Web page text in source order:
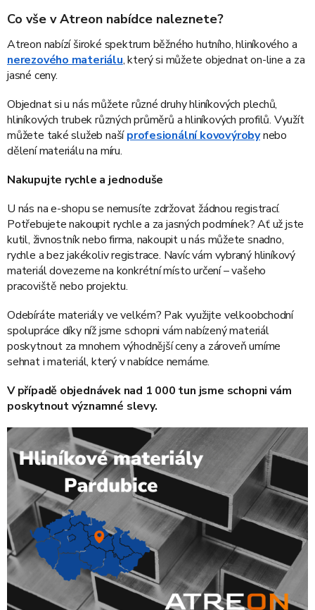
Co vše v Atreon nabídce naleznete?
Atreon nabízí široké spektrum běžného hutního, hliníkového a
nerezového materiálu, který si můžete objednat on-line a za
jasné ceny.
Objednat si u nás můžete různé druhy hliníkových plechů,
hliníkových trubek různých průměrů a hliníkových profilů. Využít
můžete také služeb našíprofesionální kovovýrobynebo
dělení materiálu na míru.
Nakupujte rychle a jednoduše
U nás na e-shopu se nemusíte zdržovat žádnou registrací.
Potřebujete nakoupit rychle a za jasných podmínek? Ať už jste
kutil, živnostník nebo firma, nakoupit u nás můžete snadno,
rychle a bez jakékoliv registrace. Navíc vám vybraný hliníkový
materiál dovezeme na konkrétní místo určení – vašeho
pracoviště nebo projektu.
Odebíráte materiály ve velkém? Pak využijte velkoobchodní
spolupráce díky níž jsme schopni vám nabízený materiál
poskytnout za mnohem výhodnější ceny a zároveň umíme
sehnat i materiál, který v nabídce nemáme.
V případě objednávek nad 1 000 tun jsme schopni vám
poskytnout významné slevy.